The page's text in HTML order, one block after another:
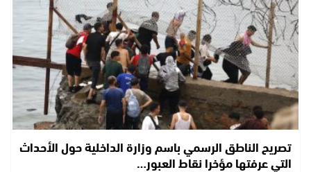
تصريح الناطق الرسمي باسم وزارة الداخلية حول الأحداث
التي عرفتها مؤخرا نقاط العبور…